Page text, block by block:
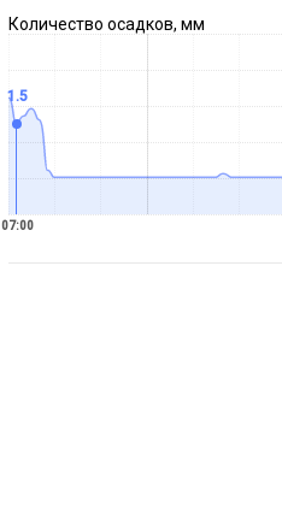
Количество осадков, мм
1.5
07:00